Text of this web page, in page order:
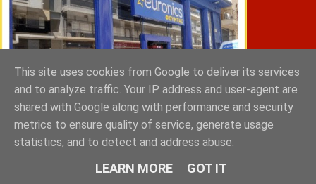
ΣΠΥΡΑΚΗΣ ΠΑΝΑΓΙΩΤΗΣ & YIOI ΣΠΑΡΤΗ
This site uses cookies from Google to deliver its services
and to analyze traffic. Your IP address and user-agent are
shared with Google along with performance and security
metrics to ensure quality of service, generate usage
statistics, and to detect and address abuse.
LEARN MORE GOT IT